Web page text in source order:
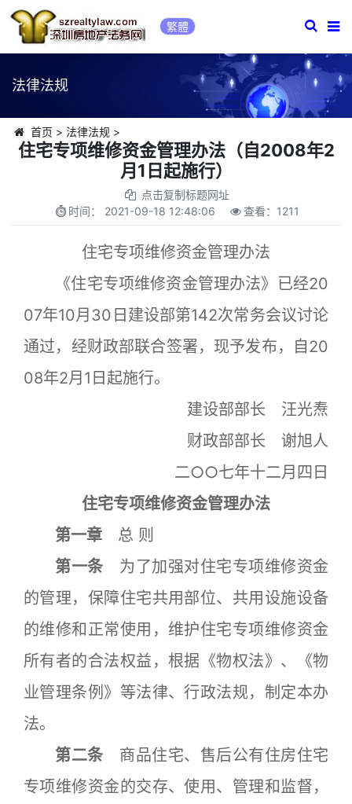
繁體
法律法规
首页 > 法律法规 >
住宅专项维修资金管理办法（自2008年2
月1日起施行）
点击复制标题网址
时间： 2021-09-18 12:48:06 查看： 1211
住宅专项维修资金管理办法
《住宅专项维修资金管理办法》已经20
07年10月30日建设部第142次常务会议讨论
通过，经财政部联合签署，现予发布，自20
08年2月1日起施行。
建设部部长 汪光焘
财政部部长 谢旭人
二○○七年十二月四日
住宅专项维修资金管理办法
第一章 总 则
第一条 为了加强对住宅专项维修资金
的管理，保障住宅共用部位、共用设施设备
的维修和正常使用，维护住宅专项维修资金
所有者的合法权益，根据《物权法》、《物
业管理条例》等法律、行政法规，制定本办
法。
第二条 商品住宅、售后公有住房住宅
专项维修资金的交存、使用、管理和监督，